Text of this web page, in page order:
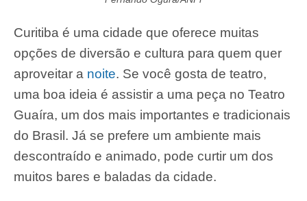
Curitiba é uma cidade que oferece muitas
opções de diversão e cultura para quem quer
aproveitar a noite. Se você gosta de teatro,
uma boa ideia é assistir a uma peça no Teatro
Guaíra, um dos mais importantes e tradicionais
do Brasil. Já se prefere um ambiente mais
descontraído e animado, pode curtir um dos
muitos bares e baladas da cidade.